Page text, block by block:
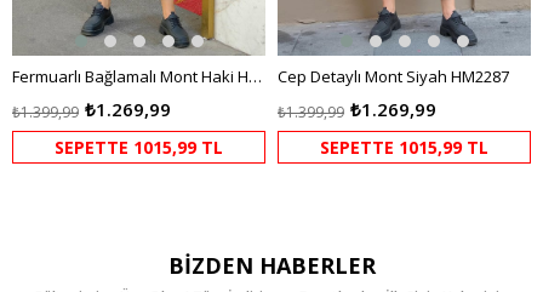
Fermuarlı Bağlamalı Mont Haki HM2284
₺1.269,99
₺1.399,99
SEPETTE 1015,99 TL
Cep Detaylı Mont Siyah HM2287
₺1.269,99
₺1.399,99
SEPETTE 1015,99 TL
BIZDEN HABERLER